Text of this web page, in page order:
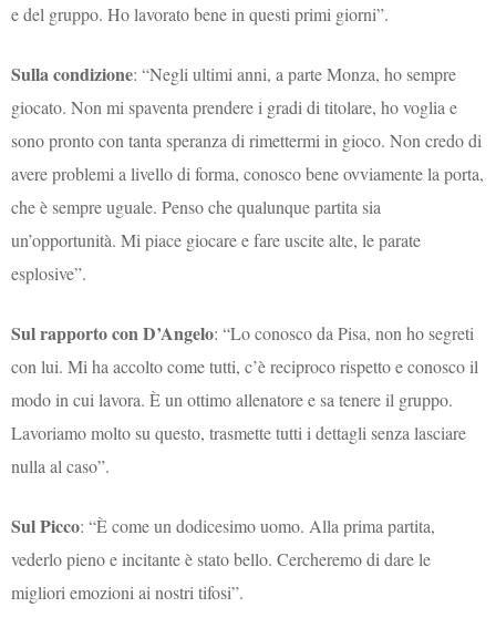
e del gruppo. Ho lavorato bene in questi primi giorni”.
Sulla condizione: “Negli ultimi anni, a parte Monza, ho sempre
giocato. Non mi spaventa prendere i gradi di titolare, ho voglia e
sono pronto con tanta speranza di rimettermi in gioco. Non credo di
avere problemi a livello di forma, conosco bene ovviamente la porta,
che è sempre uguale. Penso che qualunque partita sia
un’opportunità. Mi piace giocare e fare uscite alte, le parate
esplosive”.
Sul rapporto con D’Angelo: “Lo conosco da Pisa, non ho segreti
con lui. Mi ha accolto come tutti, c’è reciproco rispetto e conosco il
modo in cui lavora. È un ottimo allenatore e sa tenere il gruppo.
Lavoriamo molto su questo, trasmette tutti i dettagli senza lasciare
nulla al caso”.
Sul Picco: “È come un dodicesimo uomo. Alla prima partita,
vederlo pieno e incitante è stato bello. Cercheremo di dare le
migliori emozioni ai nostri tifosi”.